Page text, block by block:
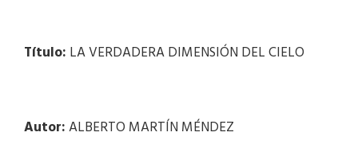
Título: LA VERDADERA DIMENSIÓN DEL CIELO
Autor:ALBERTO MARTÍN MÉNDEZ